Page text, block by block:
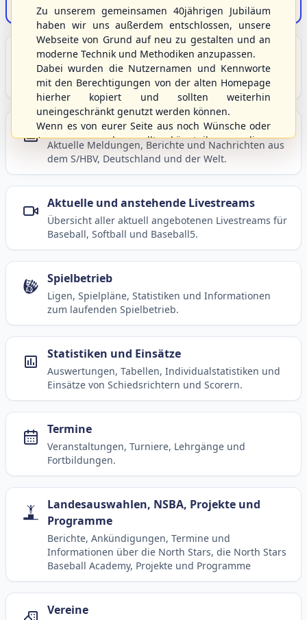
Der Onlineshop des S/HBV
Unser Sport
Grundlagen und Hintergründe zu Baseball, Softball
und Baseball5.
Berichte und Neuigkeiten
Aktuelle Meldungen, Berichte und Nachrichten aus
dem S/HBV, Deutschland und der Welt.
Aktuelle und anstehende Livestreams
Übersicht aller aktuell angebotenen Livestreams für
Baseball, Softball und Baseball5.
Spielbetrieb
Ligen, Spielpläne, Statistiken und Informationen
zum laufenden Spielbetrieb.
Statistiken und Einsätze
Auswertungen, Tabellen, Individualstatistiken und
Einsätze von Schiedsrichtern und Scorern.
Termine
Veranstaltungen, Turniere, Lehrgänge und
Fortbildungen.
Landesauswahlen, NSBA, Projekte und
Programme
Berichte, Ankündigungen, Termine und
Informationen über die North Stars, die North Stars
Baseball Academy, Projekte und Programme
Vereine
Zu unserem gemeinsamen 40jährigen Jubiläum
haben wir uns außerdem entschlossen, unsere
Webseite von Grund auf neu zu gestalten und an
moderne Technik und Methodiken anzupassen.
Dabei wurden die Nutzernamen und Kennworte
mit den Berechtigungen von der alten Homepage
hierher kopiert und sollten weiterhin
uneingeschränkt genutzt werden können.
Wenn es von eurer Seite aus noch Wünsche oder
Anregungen geben sollte, könnt ihr uns diese
gerne an die Verbandsadresseinfo@shbvnet.de